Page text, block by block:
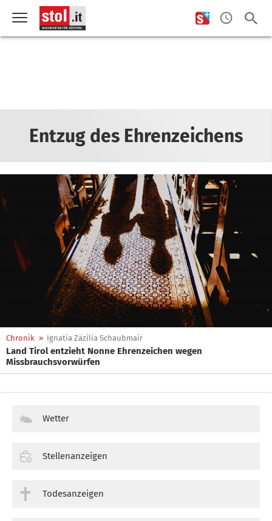
Entzug des Ehrenzeichens
Chronik » Ignatia Zäzilia Schaubmair
Land Tirol entzieht Nonne Ehrenzeichen wegen
Missbrauchsvorwürfen
Wetter
Stellenanzeigen
Todesanzeigen